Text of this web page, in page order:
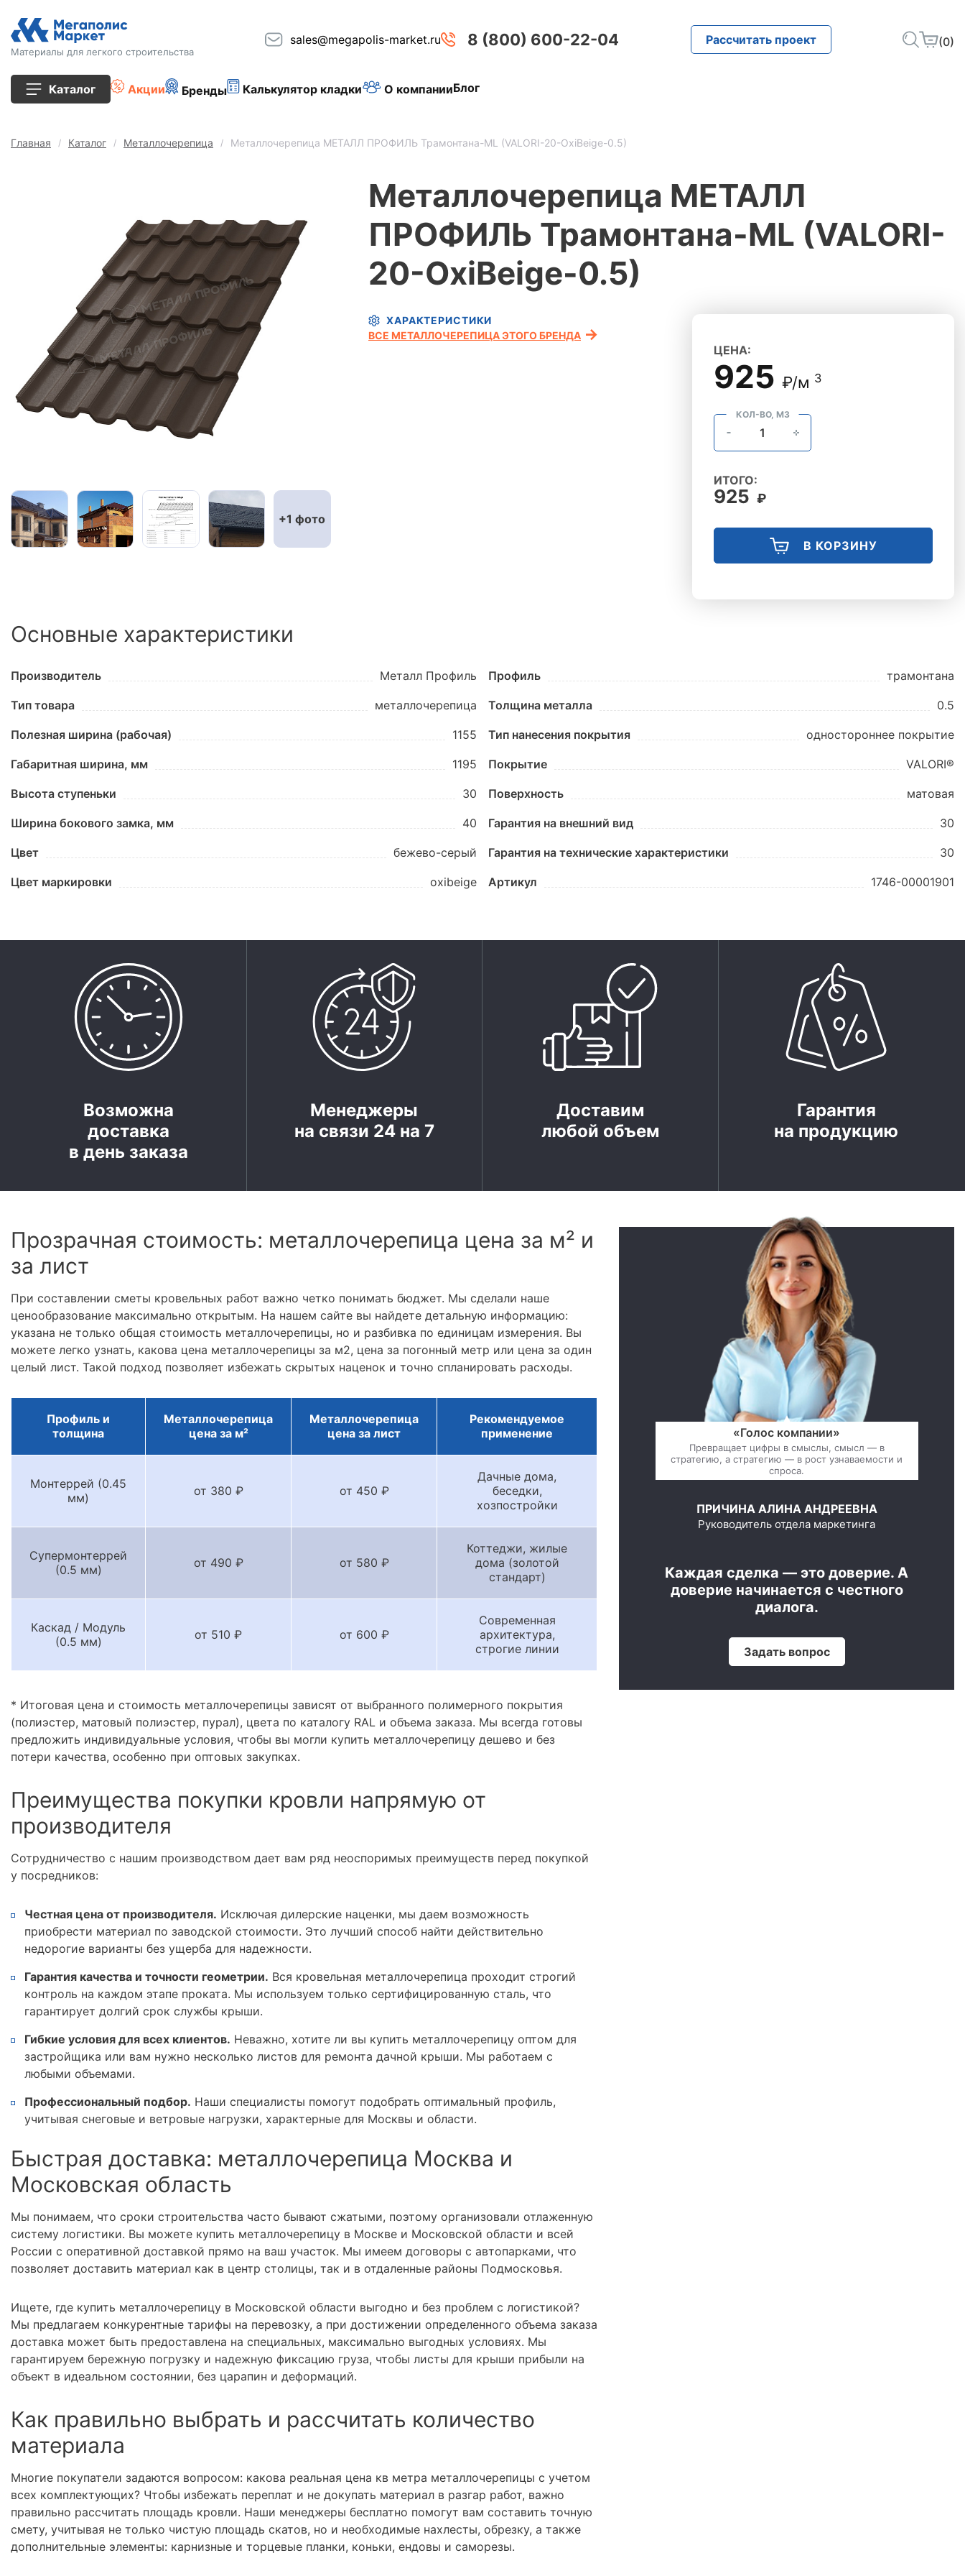
Материалы для легкого строительства
sales@megapolis-market.ru 8 (800) 600-22-04 Рассчитать проект (0)
Каталог
Плиты перекрытия
Сопутствующие товары
Тротуарная плитка
Сайдинг
Металлочерепица
Мягкая кровля
Акции Бренды Калькулятор кладки О компанииБлог
Главная Каталог Металлочерепица Металлочерепица МЕТАЛЛ ПРОФИЛЬ Трамонтана-ML (VALORI-20-OxiBеige-0.5)
Металлочерепица МЕТАЛЛ
ПРОФИЛЬ Трамонтана-ML (VALORI-
20-OxiBеige-0.5)
+1 фото
ХАРАКТЕРИСТИКИ
ВСЕ МЕТАЛЛОЧЕРЕПИЦА ЭТОГО БРЕНДА
ЦЕНА:
925 ₽/м 3
КОЛ-ВО, М3
ИТОГО:
925 ₽
В КОРЗИНУ
Основные характеристики
Производитель Металл Профиль
Тип товара металлочерепица
Полезная ширина (рабочая) 1155
Габаритная ширина, мм 1195
Высота ступеньки 30
Ширина бокового замка, мм 40
Цвет бежево-серый
Цвет маркировки oxibеige
Профиль трамонтана
Толщина металла 0.5
Тип нанесения покрытия одностороннее покрытие
Покрытие VALORI®
Поверхность матовая
Гарантия на внешний вид 30
Гарантия на технические характеристики 30
Артикул 1746-00001901
Возможна
доставка
в день заказа
Менеджеры
на связи 24 на 7
Доставим
любой объем
Гарантия
на продукцию
Прозрачная стоимость: металлочерепица цена за м² и
за лист
При составлении сметы кровельных работ важно четко понимать бюджет. Мы сделали наше
ценообразование максимально открытым. На нашем сайте вы найдете детальную информацию:
указана не только общая стоимость металлочерепицы, но и разбивка по единицам измерения. Вы
можете легко узнать, какова цена металлочерепицы за м2, цена за погонный метр или цена за один
целый лист. Такой подход позволяет избежать скрытых наценок и точно спланировать расходы.
Профиль и
толщина
Металлочерепица
цена за м²
Металлочерепица
цена за лист
Рекомендуемое
применение
Монтеррей (0.45
мм)
от 380 ₽ от 450 ₽
Дачные дома,
беседки,
хозпостройки
Супермонтеррей
(0.5 мм)
от 490 ₽ от 580 ₽
Коттеджи, жилые
дома (золотой
стандарт)
Каскад / Модуль
(0.5 мм)
от 510 ₽ от 600 ₽
Современная
архитектура,
строгие линии
* Итоговая цена и стоимость металлочерепицы зависят от выбранного полимерного покрытия
(полиэстер, матовый полиэстер, пурал), цвета по каталогу RAL и объема заказа. Мы всегда готовы
предложить индивидуальные условия, чтобы вы могли купить металлочерепицу дешево и без
потери качества, особенно при оптовых закупках.
Преимущества покупки кровли напрямую от
производителя
Сотрудничество с нашим производством дает вам ряд неоспоримых преимуществ перед покупкой
у посредников:
Честная цена от производителя. Исключая дилерские наценки, мы даем возможность
приобрести материал по заводской стоимости. Это лучший способ найти действительно
недорогие варианты без ущерба для надежности.
Гарантия качества и точности геометрии. Вся кровельная металлочерепица проходит строгий
контроль на каждом этапе проката. Мы используем только сертифицированную сталь, что
гарантирует долгий срок службы крыши.
Гибкие условия для всех клиентов. Неважно, хотите ли вы купить металлочерепицу оптом для
застройщика или вам нужно несколько листов для ремонта дачной крыши. Мы работаем с
любыми объемами.
Профессиональный подбор. Наши специалисты помогут подобрать оптимальный профиль,
учитывая снеговые и ветровые нагрузки, характерные для Москвы и области.
Быстрая доставка: металлочерепица Москва и
Московская область
Мы понимаем, что сроки строительства часто бывают сжатыми, поэтому организовали отлаженную
систему логистики. Вы можете купить металлочерепицу в Москве и Московской области и всей
России с оперативной доставкой прямо на ваш участок. Мы имеем договоры с автопарками, что
позволяет доставить материал как в центр столицы, так и в отдаленные районы Подмосковья.
Ищете, где купить металлочерепицу в Московской области выгодно и без проблем с логистикой?
Мы предлагаем конкурентные тарифы на перевозку, а при достижении определенного объема заказа
доставка может быть предоставлена на специальных, максимально выгодных условиях. Мы
гарантируем бережную погрузку и надежную фиксацию груза, чтобы листы для крыши прибыли на
объект в идеальном состоянии, без царапин и деформаций.
Как правильно выбрать и рассчитать количество
материала
Многие покупатели задаются вопросом: какова реальная цена кв метра металлочерепицы с учетом
всех комплектующих? Чтобы избежать переплат и не докупать материал в разгар работ, важно
правильно рассчитать площадь кровли. Наши менеджеры бесплатно помогут вам составить точную
смету, учитывая не только чистую площадь скатов, но и необходимые нахлесты, обрезку, а также
дополнительные элементы: карнизные и торцевые планки, коньки, ендовы и саморезы.
«Голос компании»
Превращает цифры в смыслы, смысл — в
стратегию, а стратегию — в рост узнаваемости и
спроса.
ПРИЧИНА АЛИНА АНДРЕЕВНА
Руководитель отдела маркетинга
Каждая сделка — это доверие. А
доверие начинается с честного
диалога.
Задать вопрос